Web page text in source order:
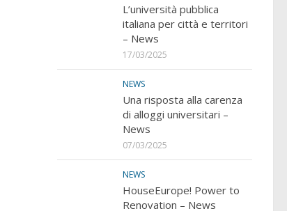
L’università pubblica
italiana per città e territori
– News
17/03/2025
NEWS
Una risposta alla carenza
di alloggi universitari –
News
07/03/2025
NEWS
HouseEurope! Power to
Renovation – News